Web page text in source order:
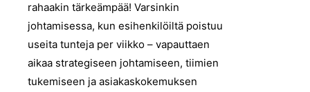
rahaakin tärkeämpää! Varsinkin
johtamisessa, kun esihenkilöiltä poistuu
useita tunteja per viikko – vapauttaen
aikaa strategiseen johtamiseen, tiimien
tukemiseen ja asiakaskokemuksen